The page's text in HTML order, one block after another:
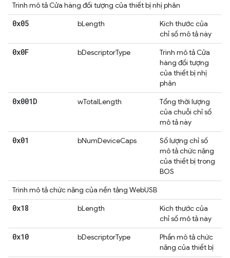
Trình mô tả Cửa hàng đối tượng của thiết bị nhị phân
0x05 bLength
Kích thước của
chỉ số mô tả này
0x0F bDescriptorType
Trình mô tả Cửa
hàng đối tượng
của thiết bị nhị
phân
0x001D wTotalLength
Tổng thời lượng
của chuỗi chỉ số
mô tả này
0x01 bNumDeviceCaps
Số lượng chỉ số
mô tả chức năng
của thiết bị trong
BOS
Trình mô tả chức năng của nền tảng WebUSB
0x18 bLength
Kích thước của
chỉ số mô tả này
0x10 bDescriptorType
Phần mô tả chức
năng của thiết bị